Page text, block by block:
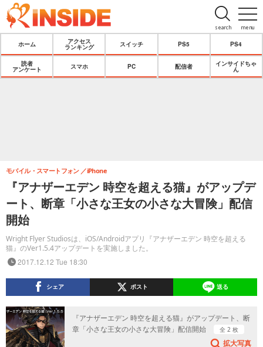
menu
search
ホーム
アクセス
ランキング
スイッチ PS5 PS4
読者
アンケート
スマホ PC 配信者
インサイドちゃ
ん
『アナザーエデン 時空を超える猫』がアップデ
ート、断章「小さな王女の小さな大冒険」配信
開始
Wright Flyer Studiosは、iOS/Androidアプリ『アナザーエデン 時空を超える
猫』のVer1.5.4アップデートを実施しました。
モバイル・スマートフォン iPhone
2017.12.12 Tue 18:30
シェア ポスト 送る
『アナザーエデン 時空を超える猫』がアップデート、断
章「小さな王女の小さな大冒険」配信開始
全 2 枚
拡大写真